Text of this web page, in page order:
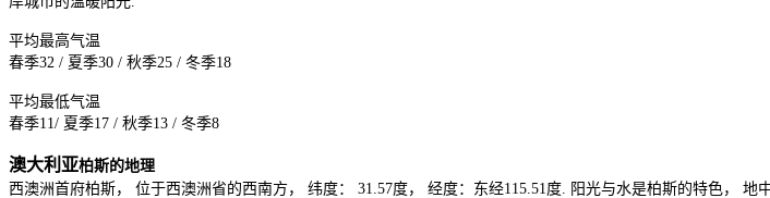
平均最高气温
春季32 / 夏季30 / 秋季25 / 冬季18
平均最低气温
春季11/ 夏季17 / 秋季13 / 冬季8
澳大利亚柏斯的地理
西澳洲首府柏斯， 位于西澳洲省的西南方， 纬度： 31.57度， 经度：东经115.51度. 阳光与水是柏斯的特色，